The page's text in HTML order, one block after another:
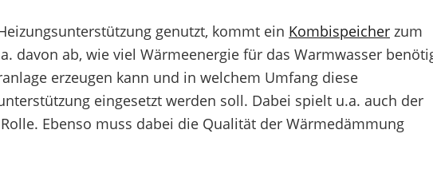
genutzt, kommt ein Kombispeicher zum
davon ab, wie viel Wärmeenergie für das Warmwasser
erzeugen kann und in welchem Umfang diese
eingesetzt werden soll. Dabei spielt u.a. auch der
Ebenso muss dabei die Qualität der Wärmedämmung